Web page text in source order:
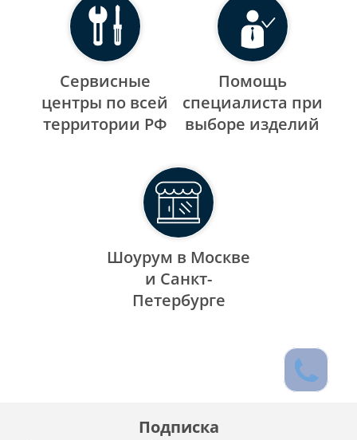
Сервисные
центры по всей
территории РФ
Помощь
специалиста при
выборе изделий
Шоурум в Москве
и Санкт-
Петербурге
Подписка